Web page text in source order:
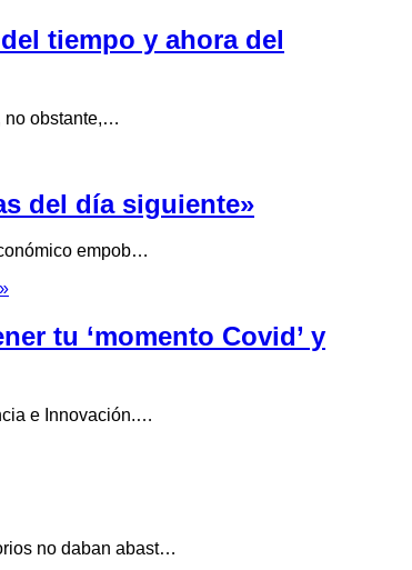
tiempo y ahora del
no obstante,…
del día siguiente»
empob…
tu ‘momento Covid’ y
e Innovación.…
no daban abast…